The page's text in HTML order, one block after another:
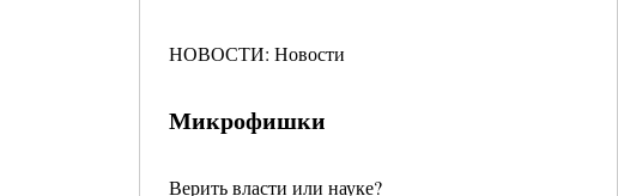
НОВОСТИ: Новости
Микрофишки
Верить власти или науке?